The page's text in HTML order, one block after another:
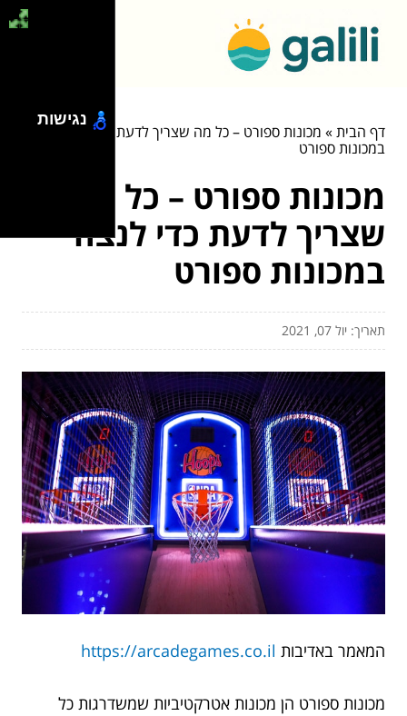
דף הבית» מכונות ספורט – כל מה שצריך לדעת כדי לנצח
במכונות ספורט
מכונות ספורט – כל מה
שצריך לדעת כדי לנצח
במכונות ספורט
תאריך: יול 07, 2021
המאמר באדיבות https://arcadegames.co.il
מכונות ספורט הן מכונות אטרקטיביות שמשדרגות כל
נגישות